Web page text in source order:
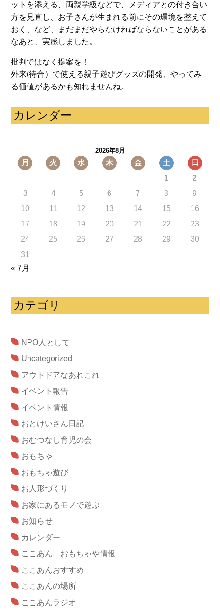
ットを添える、両親学級などで、メディアとの付き合い
方を見直し、お子さんが生まれる前にその環境を整えて
おく、など、まだまだやらなければならないことがある
なあと、実感しました。
批判ではなく提案を！
外来(待合）で使える親子遊びグッズの開発、やってみ
る価値があるかも知れませんね。
カレンダー
2026年8月
月 火 水 木 金 土
日
1
2
3
4 5 6 7 8
9
10
11 12 13 14 15
16
17
18 19 20 21 22
23
24
25 26 27 28 29
30
31
« 7月
カテゴリ
NPO人として
Uncategorized
アウトドアなあれこれ
イベント報告
イベント情報
おとけいさん日記
おむつなし育児の会
おもちゃ
おもちゃ遊び
お人形づくり
お家にあるモノで遊ぶ
お知らせ
カレンダー
ここあん おもちゃや情報
ここあんおすすめ
ここあんの場所
ここあんラジオ